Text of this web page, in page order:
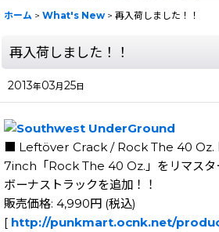
ホーム > What's New > 再入荷しました！！
再入荷しました！！
2013年03月25日
■ Leftöver Crack / Rock The 40
7inch「Rock The 40 Oz.」をリマスタ
ボーナストラックを追加！！
販売価格: 4,990円 (税込)
[ http://punkmart.ocnk.net/